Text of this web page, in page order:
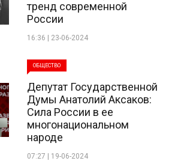
тренд современной
России
16:36 | 23-06-2024
ОБЩЕСТВО
Депутат Государственной
Думы Анатолий Аксаков:
Сила России в ее
многонациональном
народе
07:27 | 19-06-2024